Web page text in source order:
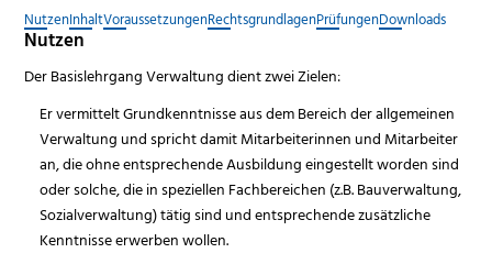
NutzenInhaltVoraussetzungenRechtsgrundlagenPrüfungenDownloads
Nutzen
Der Basislehrgang Verwaltung dient zwei Zielen:
Er vermittelt Grundkenntnisse aus dem Bereich der allgemeinen
Verwaltung und spricht damit Mitarbeiterinnen und Mitarbeiter
an, die ohne entsprechende Ausbildung eingestellt worden sind
oder solche, die in speziellen Fachbereichen (z.B. Bauverwaltung,
Sozialverwaltung) tätig sind und entsprechende zusätzliche
Kenntnisse erwerben wollen.